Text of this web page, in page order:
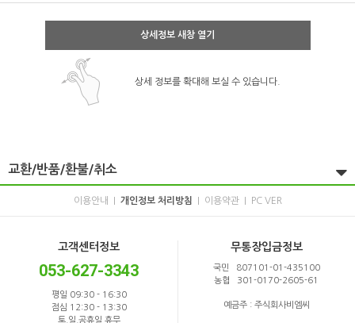
상세정보 새창 열기
상세 정보를 확대해 보실 수 있습니다.
교환/반품/환불/취소
이용안내 개인정보 처리방침 이용약관 PC VER
고객센터정보
053-627-3343
평일 09:30 - 16:30
점심 12:30 - 13:30
토,일,공휴일 휴무
무통장입금정보
국민 807101-01-435100
농협 301-0170-2605-61
예금주 : 주식회사비엠씨